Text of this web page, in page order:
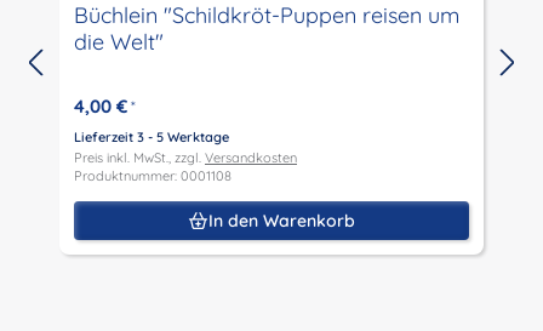
Büchlein "Schildkröt-Puppen reisen um
die Welt"
4,00 € *
Lieferzeit 3 - 5 Werktage
Preis inkl. MwSt., zzgl. Versandkosten
Produktnummer: 0001108
In den Warenkorb